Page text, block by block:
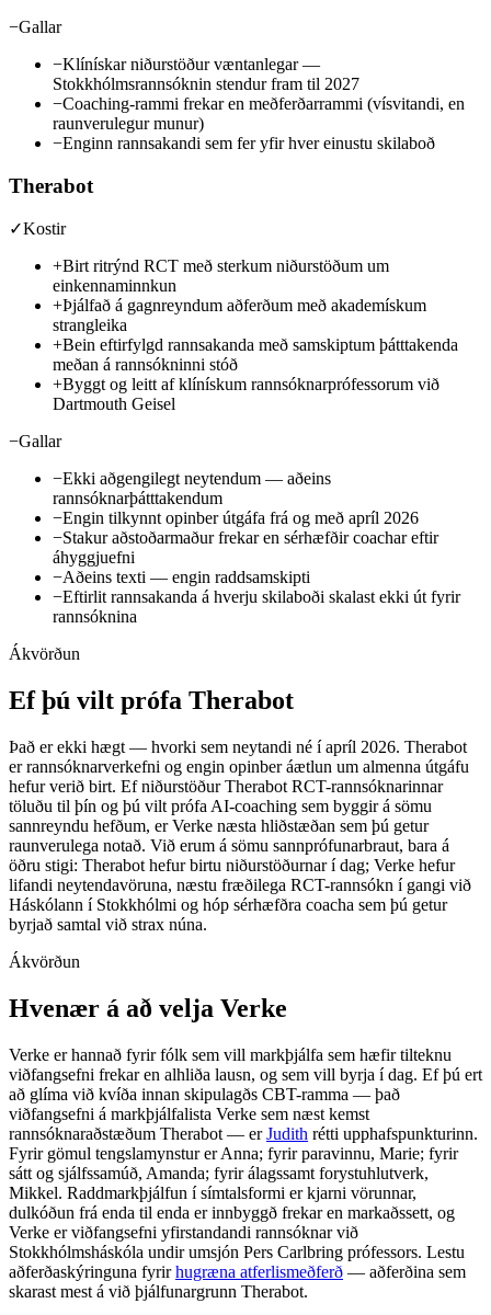
−Gallar
−Klínískar niðurstöður væntanlegar —
Stokkhólmsrannsóknin stendur fram til 2027
−Coaching-rammi frekar en meðferðarrammi (vísvitandi, en
raunverulegur munur)
−Enginn rannsakandi sem fer yfir hver einustu skilaboð
Therabot
✓Kostir
+Birt ritrýnd RCT með sterkum niðurstöðum um
einkennaminnkun
+Þjálfað á gagnreyndum aðferðum með akademískum
strangleika
+Bein eftirfylgd rannsakanda með samskiptum þátttakenda
meðan á rannsókninni stóð
+Byggt og leitt af klínískum rannsóknarprófessorum við
Dartmouth Geisel
−Gallar
−Ekki aðgengilegt neytendum — aðeins
rannsóknarþátttakendum
−Engin tilkynnt opinber útgáfa frá og með apríl 2026
−Stakur aðstoðarmaður frekar en sérhæfðir coachar eftir
áhyggjuefni
−Aðeins texti — engin raddsamskipti
−Eftirlit rannsakanda á hverju skilaboði skalast ekki út fyrir
rannsóknina
Ákvörðun
Ef þú vilt prófa Therabot
Það er ekki hægt — hvorki sem neytandi né í apríl 2026. Therabot
er rannsóknarverkefni og engin opinber áætlun um almenna útgáfu
hefur verið birt. Ef niðurstöður Therabot RCT-rannsóknarinnar
töluðu til þín og þú vilt prófa AI-coaching sem byggir á sömu
sannreyndu hefðum, er Verke næsta hliðstæðan sem þú getur
raunverulega notað. Við erum á sömu sannprófunarbraut, bara á
öðru stigi: Therabot hefur birtu niðurstöðurnar í dag; Verke hefur
lifandi neytendavöruna, næstu fræðilega RCT-rannsókn í gangi við
Háskólann í Stokkhólmi og hóp sérhæfðra coacha sem þú getur
byrjað samtal við strax núna.
Ákvörðun
Hvenær á að velja Verke
Verke er hannað fyrir fólk sem vill markþjálfa sem hæfir tilteknu
viðfangsefni frekar en alhliða lausn, og sem vill byrja í dag. Ef þú ert
að glíma við kvíða innan skipulagðs CBT-ramma — það
viðfangsefni á markþjálfalista Verke sem næst kemst
rannsóknaraðstæðum Therabot — erJudith rétti upphafspunkturinn.
Fyrir gömul tengslamynstur er Anna; fyrir paravinnu, Marie; fyrir
sátt og sjálfssamúð, Amanda; fyrir álagssamt forystuhlutverk,
Mikkel. Raddmarkþjálfun í símtalsformi er kjarni vörunnar,
dulkóðun frá enda til enda er innbyggð frekar en markaðssett, og
Verke er viðfangsefni yfirstandandi rannsóknar við
Stokkhólmsháskóla undir umsjón Pers Carlbring prófessors. Lestu
aðferðaskýringuna fyrirhugræna atferlismeðferð — aðferðina sem
skarast mest á við þjálfunargrunn Therabot.